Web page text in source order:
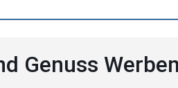
Genuss